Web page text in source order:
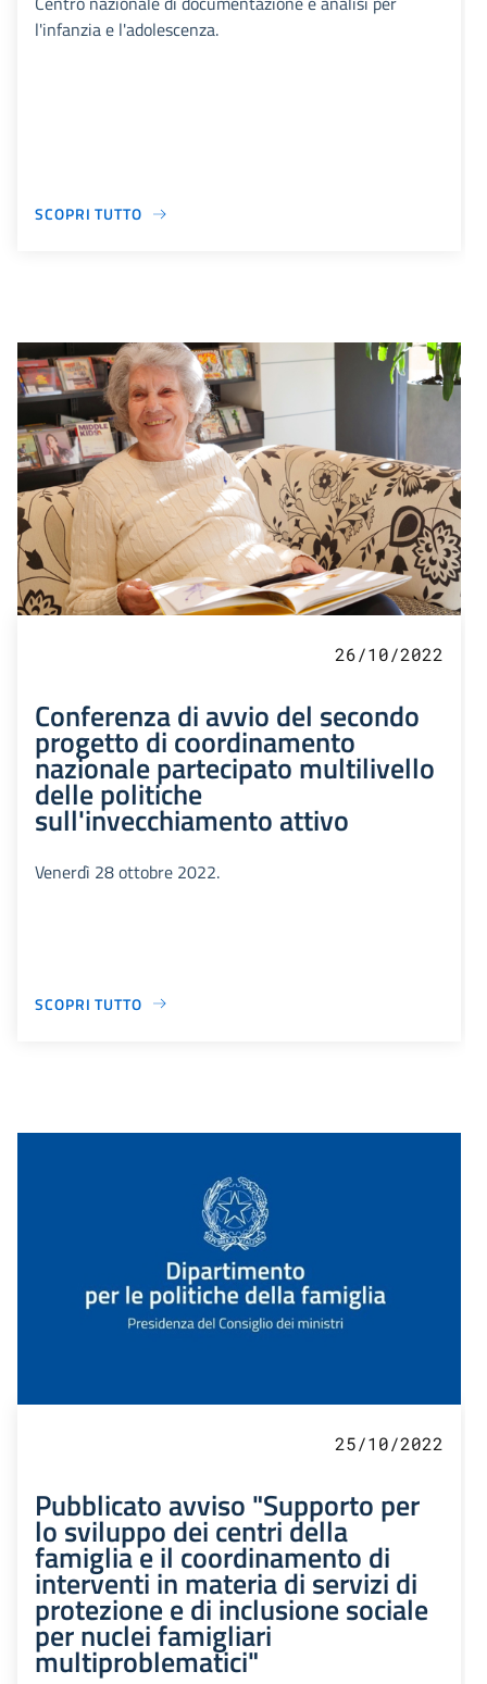
l'infanzia e l'adolescenza.
SCOPRI TUTTO
26/10/2022
Conferenza di avvio del secondo
progetto di coordinamento
nazionale partecipato multilivello
delle politiche
sull'invecchiamento attivo
Venerdì 28 ottobre 2022.
SCOPRI TUTTO
25/10/2022
Pubblicato avviso "Supporto per
lo sviluppo dei centri della
famiglia e il coordinamento di
interventi in materia di servizi di
protezione e di inclusione sociale
per nuclei famigliari
multiproblematici"